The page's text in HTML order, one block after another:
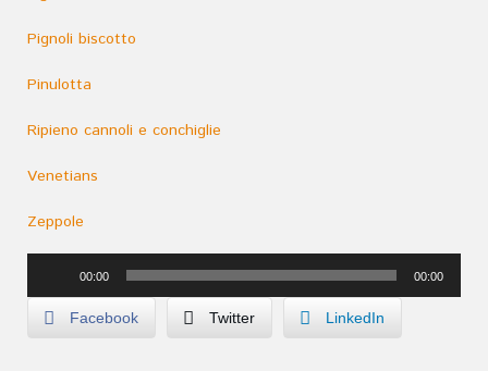
Pignoli biscotto
Pinulotta
Ripieno cannoli e conchiglie
Venetians
Zeppole
Player
00:00 00:00
Facebook Twitter LinkedIn